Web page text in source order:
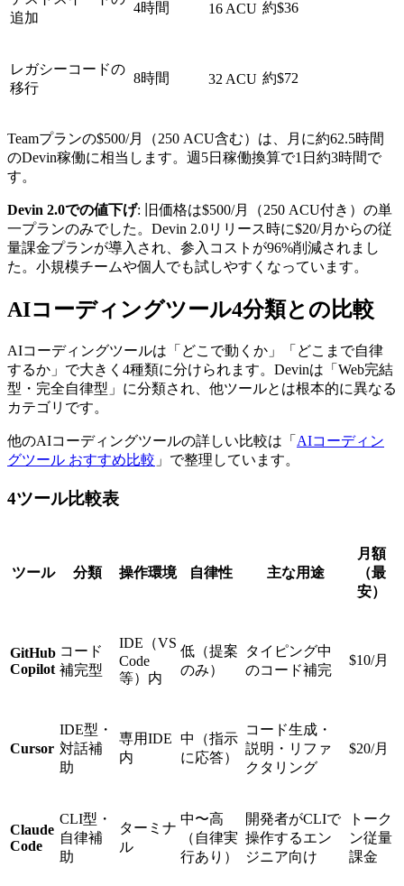
追加
4時間 16 ACU 約$36
レガシーコードの
移行
8時間 32 ACU 約$72
Teamプランの$500/月（250 ACU含む）は、月に約62.5時間
のDevin稼働に相当します。週5日稼働換算で1日約3時間で
す。
Devin 2.0での値下げ: 旧価格は$500/月（250 ACU付き）の単
一プランのみでした。Devin 2.0リリース時に$20/月からの従
量課金プランが導入され、参入コストが96%削減されまし
た。小規模チームや個人でも試しやすくなっています。
AIコーディングツール4分類との比較
AIコーディングツールは「どこで動くか」「どこまで自律
するか」で大きく4種類に分けられます。Devinは「Web完結
型・完全自律型」に分類され、他ツールとは根本的に異なる
カテゴリです。
他のAIコーディングツールの詳しい比較は「 AIコーディン
グツール おすすめ比較 」で整理しています。
4ツール比較表
ツール 分類 操作環境 自律性 主な用途
月額
（最
安）
GitHub
Copilot
コード
補完型
IDE（VS
Code
等）内
低（提案
のみ）
タイピング中
のコード補完
$10/月
Cursor
IDE型・
対話補
助
専用IDE
内
中（指示
に応答）
コード生成・
説明・リファ
クタリング
$20/月
Claude
Code
CLI型・
自律補
助
ターミナ
ル
中〜高
（自律実
行あり）
開発者がCLIで
操作するエン
ジニア向け
トーク
ン従量
課金